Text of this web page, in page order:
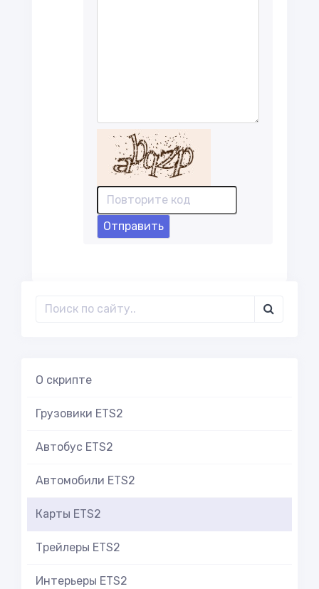
Отправить
О скрипте
Грузовики ETS2
Автобус ETS2
Автомобили ETS2
Карты ETS2
Трейлеры ETS2
Интерьеры ETS2